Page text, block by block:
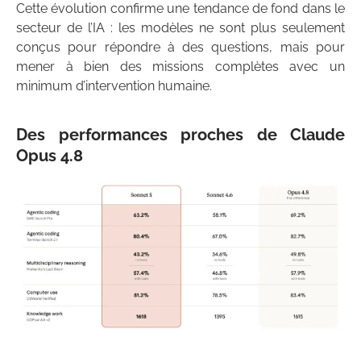
Cette évolution confirme une tendance de fond dans le
secteur de l’IA : les modèles ne sont plus seulement
conçus pour répondre à des questions, mais pour
mener à bien des missions complètes avec un
minimum d’intervention humaine.
Des performances proches de Claude
Opus 4.8